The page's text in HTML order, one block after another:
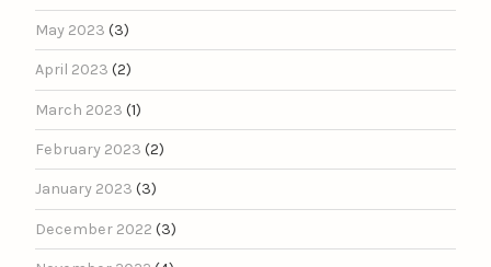
May 2023 (3)
April 2023 (2)
March 2023 (1)
February 2023 (2)
January 2023 (3)
December 2022 (3)